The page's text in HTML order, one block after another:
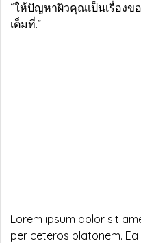
“ให้ปัญหาผิวคุณเป็นเรื่องข
เต็มที่.”
Lorem ipsum dolor sit
per ceteros platonem.